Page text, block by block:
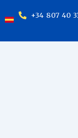
+34 807 40